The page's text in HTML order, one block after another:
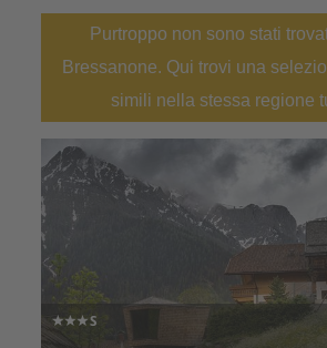
Purtroppo non sono stati
Bressanone. Qui trovi una
simili nella stessa regione